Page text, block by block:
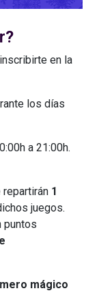
en la
los días
a 21:00h.
repartirán 1
juegos.
puntos
mágico